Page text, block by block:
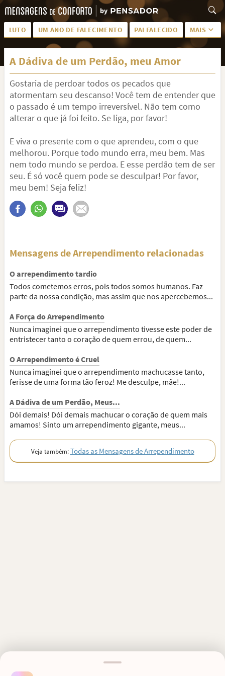
LUTO UM ANO DE FALECIMENTO PAI FALECIDO MAIS
LUTO PARA AMIGA PALAVRAS
PÊSAMES PARA AMIGA DESCANSE EM PAZ
MEUS SENTIMENTOS PÊSAMES PARA AMIGO
FRASES DE LUTO PARA AMIGO FIM DE NAMORO
TODAS AS CATEGORIAS
A Dádiva de um Perdão, meu Amor
Gostaria de perdoar todos os pecados que
atormentam seu descanso! Você tem de entender que
o passado é um tempo irreversível. Não tem como
alterar o que já foi feito. Se liga, por favor!
E viva o presente com o que aprendeu, com o que
melhorou. Porque todo mundo erra, meu bem. Mas
nem todo mundo se perdoa. E esse perdão tem de ser
seu. É só você quem pode se desculpar! Por favor,
meu bem! Seja feliz!
Mensagens de Arrependimento relacionadas
O arrependimento tardio
Todos cometemos erros, pois todos somos humanos. Faz
parte da nossa condição, mas assim que nos apercebemos...
A Força do Arrependimento
Nunca imaginei que o arrependimento tivesse este poder de
entristecer tanto o coração de quem errou, de quem...
O Arrependimento é Cruel
Nunca imaginei que o arrependimento machucasse tanto,
ferisse de uma forma tão feroz! Me desculpe, mãe!...
A Dádiva de um Perdão, Meus...
Dói demais! Dói demais machucar o coração de quem mais
amamos! Sinto um arrependimento gigante, meus...
Veja também:Todas as Mensagens de Arrependimento